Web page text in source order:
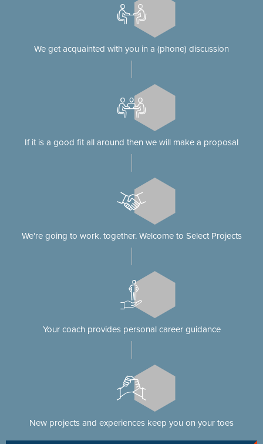
We get acquainted with you in a (phone) discussion
If it is a good fit all around then we will make a proposal
We're going to work. together. Welcome to Select Projects
Your coach provides personal career guidance
New projects and experiences keep you on your toes